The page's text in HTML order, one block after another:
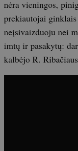
nėra vieningos,
prekiautojai
neįsivaizduoju nei
imtų ir pasakytų:
kalbėjo R.